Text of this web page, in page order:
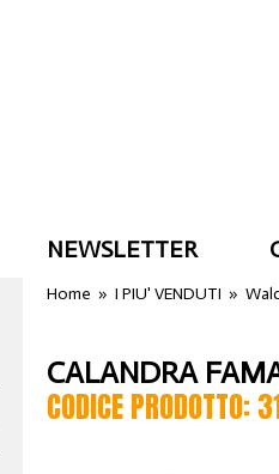
NEWSLETTER
Home »I PIU' VENDUTI »
CALANDRA
CODICE PRODOTTO: